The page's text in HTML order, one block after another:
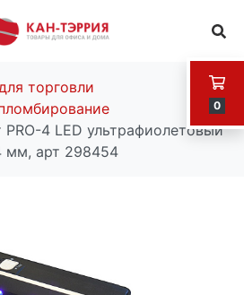
0
торговли
4 LED ультрафиолетовый
мм, арт 298454